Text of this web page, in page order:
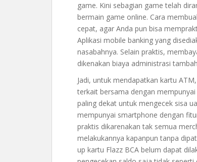
game. Kini sebagian game telah
bermain game online. Cara
cepat, agar Anda pun bisa
Aplikasi mobile banking yang
nasabahnya. Selain praktis,
dikenakan biaya administrasi
Jadi, untuk mendapatkan kartu
terkait bersama dengan
paling dekat untuk mengecek sisa
mempunyai smartphone dengan
praktis dikarenakan tak semua
melakukannya kapanpun tanpa
up kartu Flazz BCA belum dapat